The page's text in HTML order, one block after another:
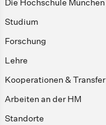
Die Hochschule München
Studium
Forschung
Lehre
Kooperationen & Transfer
Arbeiten an der HM
Standorte